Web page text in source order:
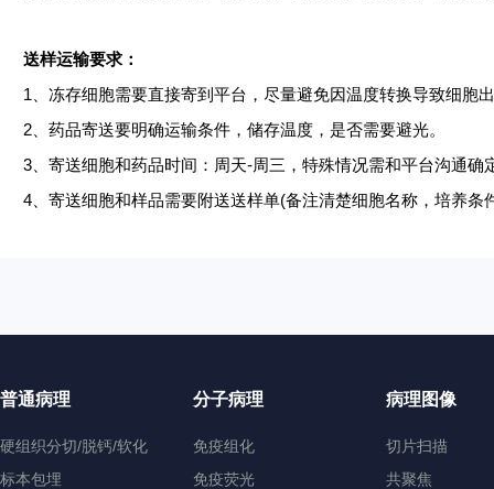
送样运输要求：
1、 冻存细胞需要直接寄到平台，尽量避免因温度转换导致细胞
2、 药品寄送要明确运输条件，储存温度，是否需要避光。
3、 寄送细胞和药品时间：周天-周三，特殊情况需和平台沟通确
4、 寄送细胞和样品需要附送送样单(备注清楚细胞名称，培养条
普通病理
硬组织分切/脱钙/软化
标本包埋
分子病理
免疫组化
免疫荧光
病理图像
切片扫描
共聚焦